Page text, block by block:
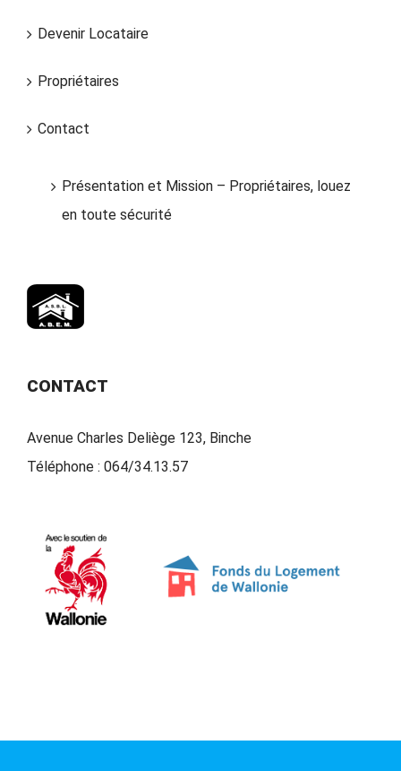
Devenir Locataire
Propriétaires
Contact
Présentation et Mission – Propriétaires, louez
en toute sécurité
CONTACT
Avenue Charles Deliège 123, Binche
Téléphone : 064/34.13.57